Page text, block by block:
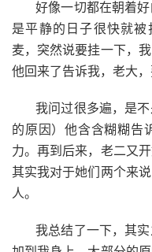
好像一切都在朝着
是平静的日子很快就
麦，突然说要挂一下，
他回来了告诉我，老大，
我问过很多遍，是
的原因）他含含糊糊告
力。再到后来，老二又
其实我对于她们两个来
人。
我总结了一下，其